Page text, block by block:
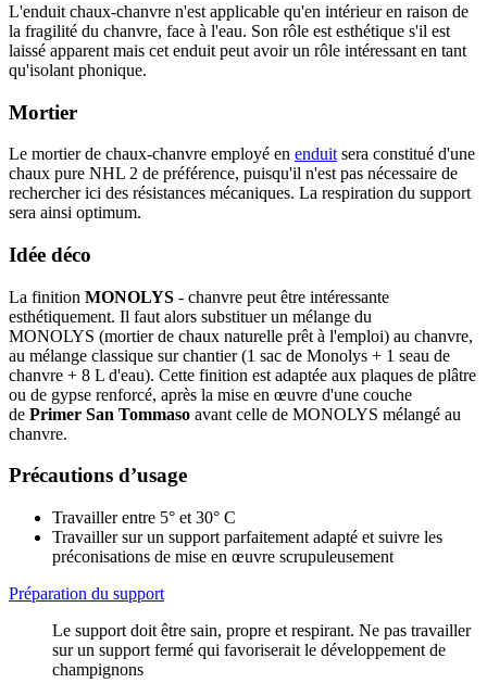
L'enduit chaux-chanvre n'est applicable qu'en intérieur en raison de
la fragilité du chanvre, face à l'eau. Son rôle est esthétique s'il est
laissé apparent mais cet enduit peut avoir un rôle intéressant en tant
qu'isolant phonique.
Mortier
Le mortier de chaux-chanvre employé en enduit sera constitué d'une
chaux pure NHL 2 de préférence, puisqu'il n'est pas nécessaire de
rechercher ici des résistances mécaniques. La respiration du support
sera ainsi optimum.
Idée déco
La finition MONOLYS - chanvre peut être intéressante
esthétiquement. Il faut alors substituer un mélange du
MONOLYS (mortier de chaux naturelle prêt à l'emploi) au chanvre,
au mélange classique sur chantier (1 sac de Monolys + 1 seau de
chanvre + 8 L d'eau). Cette finition est adaptée aux plaques de plâtre
ou de gypse renforcé, après la mise en œuvre d'une couche
de Primer San Tommaso avant celle de MONOLYS mélangé au
chanvre.
Précautions d’usage
Travailler entre 5° et 30° C
Travailler sur un support parfaitement adapté et suivre les
préconisations de mise en œuvre scrupuleusement
Préparation du support
Le support doit être sain, propre et respirant. Ne pas travailler
sur un support fermé qui favoriserait le développement de
champignons